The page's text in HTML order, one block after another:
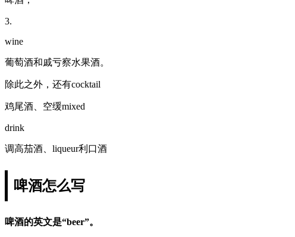
3.
wine
葡萄酒和戚亏察水果酒。
除此之外，还有cocktail
鸡尾酒、空缓mixed
drink
调高茄酒、liqueur利口酒
啤酒怎么写
啤酒的英文是“beer”。